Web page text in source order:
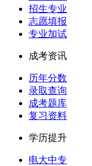
招生专业
志愿填报
专业加试
成考资讯
历年分数
录取查询
成考题库
复习资料
学历提升
电大中专